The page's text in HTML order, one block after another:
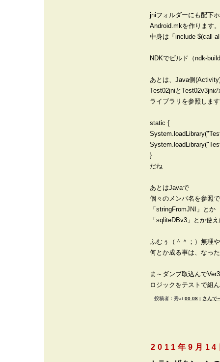
jniフォルダーにも配下
Android.mkを作ります。
中身は「include $(call
NDKでビルド（ndk-
あとは、Java側
Test02jniとTest02v3jniの
ライブラリを参照しま
static {
}
だね
あとはJavaで
個々のメンバ名を参照で
「stringFromJNI」とか
「sqliteDBv3」とか使
ふむぅ（＾＾；）無理
何とか成る事は、なっ
ま～ダンプ取込んで
ロジックをテストで組
投稿者：秀at 00:08 | さんで
2011年9月14